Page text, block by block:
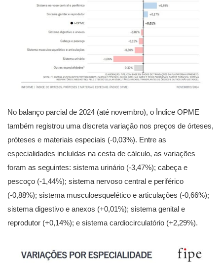
No balanço parcial de 2024 (até novembro), o Índice OPME
também registrou uma discreta variação nos preços de órteses,
próteses e materiais especiais (-0,03%). Entre as
especialidades incluídas na cesta de cálculo, as variações
foram as seguintes: sistema urinário (-3,47%); cabeça e
pescoço (-1,44%); sistema nervoso central e periférico
(-0,88%); sistema musculoesquelético e articulações (-0,66%);
sistema digestivo e anexos (+0,01%); sistema genital e
reprodutor (+0,14%); e sistema cardiocirculatório (+2,29%).